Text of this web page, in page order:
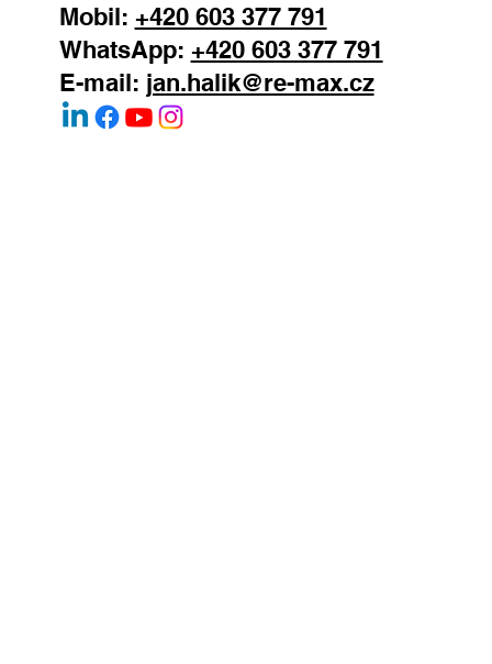
Mobil: +420 603 377 791
WhatsApp: +420 603 377 791
E-mail: jan.halik@re-max.cz